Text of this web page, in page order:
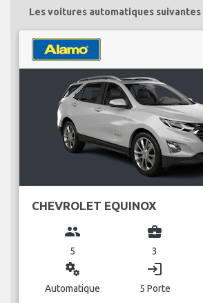
Les voitures automatiques
CHEVROLET EQUINOX
group
5
business_center
3
miscellaneous_services
Automatique
login
5 Porte